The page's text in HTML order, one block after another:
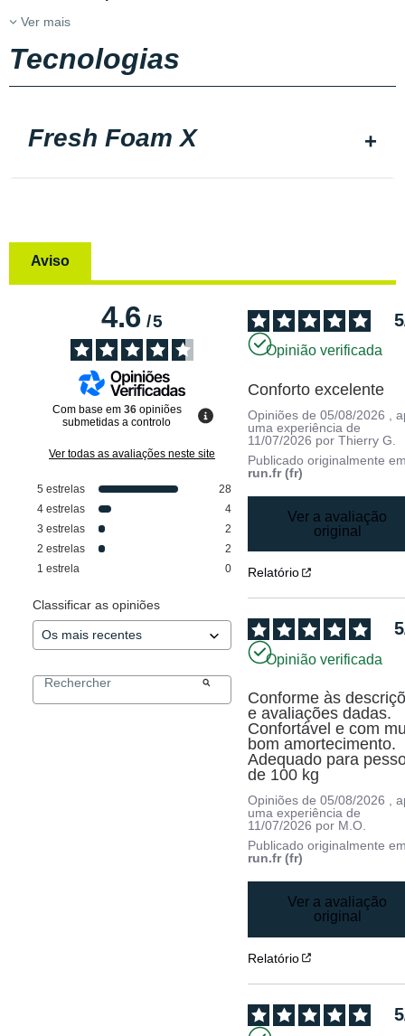
Ver mais
Tecnologias
Fresh Foam X
Aviso
4.6/5
Com base em 36 opiniões
submetidas a controlo
Ver todas as avaliações neste site
5 estrelas
28
4 estrelas
4
3 estrelas
2
2 estrelas
2
1 estrela 0
Classificar as opiniões
5
Opinião verificada
Conforto excelente
Opiniões de05/08/2026
,
uma experiência de
11/07/2026 porThierry G.
Publicado originalmente
run.fr (fr)
Ver a avaliação
original
Relatório
5
Opinião verificada
Conforme às
e avaliações dadas.
Confortável e com
bom amortecimento.
Adequado para
de 100 kg
Opiniões de05/08/2026 ,
uma experiência de
11/07/2026 por M.O.
Publicado originalmente
run.fr (fr)
Ver a avaliação
original
Relatório
5